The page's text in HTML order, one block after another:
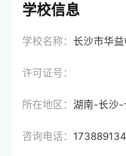
学校信息
学校名称： 长沙市华
许可证号：
所在地区：湖南-长沙-
咨询电话：